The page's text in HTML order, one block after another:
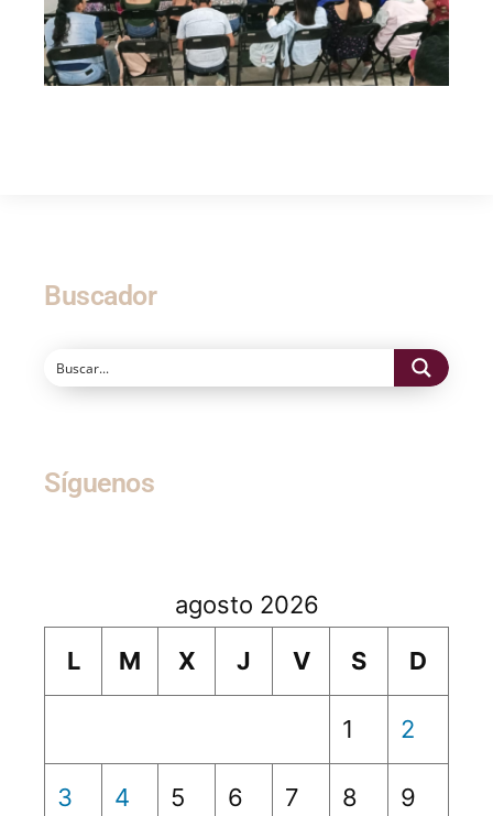
Buscador
Síguenos
agosto 2026
L
M X J V S D
1 2
3 4 5 6 7 8 9